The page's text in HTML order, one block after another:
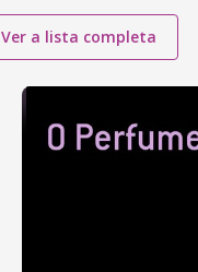
Ver a lista completa